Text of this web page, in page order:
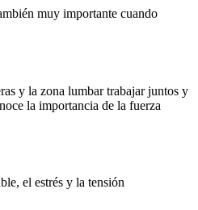
muy importante cuando
y la zona lumbar trabajar juntos y
la importancia de la fuerza
el estrés y la tensión